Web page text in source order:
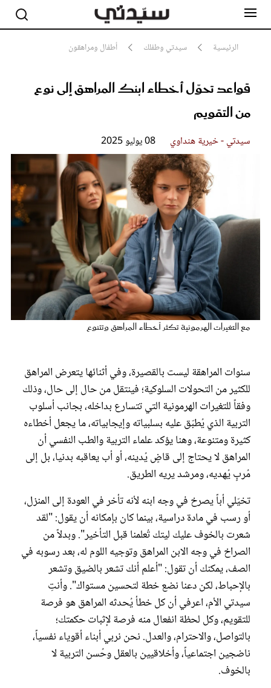
الرئيسية سيدتي وطفلك أطفال ومراهقون
قواعد تحوّل أخطاء ابنك المراهق إلى نوع
من التقويم
سيدتي - خيرية هنداوي 08 يوليو 2025
مع التغيرات الهرمونية تكثر أخطاء المراهق وتتنوع
سنوات المراهقة ليست بالقصيرة، وفي أثنائها يتعرض المراهق
للكثير من التحولات السلوكية؛ فينتقل من حال إلى حال، وذلك
وفقاً للتغيرات الهرمونية التي تتسارع بداخله، بجانب أسلوب
التربية الذي يُطبّق عليه بسلبياته وإيجابياته، ما يجعل أخطاءه
كثيرة ومتنوعة، وهنا يؤكد علماء التربية والطب النفسي أن
المراهق لا يحتاج إلى قاضٍ يُدينه، أو أب يعاقبه بدنيا، بل إلى
مُربٍ يُهديه، ومرشد يريه الطريق.
تخيّلي أباً يصرخ في وجه ابنه لأنه تأخر في العودة إلى المنزل،
أو رسب في مادة دراسية، بينما كان بإمكانه أن يقول: "لقد
شعرت بالخوف عليك ليتك تُعلمنا قبل التأخير". وبدلاً من
الصراخ في وجه الابن المراهق وتوجيه اللوم له، بعد رسوبه في
الصف، يمكنك أن تقول: "أعلم أنك تشعر بالضيق وتشعر
بالإحباط، لكن دعنا نضع خطة لتحسين مستواك". وأنتِ
سيدتي الأم، اعرفي أن كل خطأ يُحدثه المراهق هو فرصة
للتقويم، وكل لحظة انفعال منه فرصة لإثبات حكمتك؛
بالتواصل، والاحترام، والعدل. نحن نربي أبناء أقوياء نفسياً،
ناضجين اجتماعياً، وأخلاقيين بالعقل وحُسن التربية لا
بالخوف.
مشاهير
جمال
سيدتي وطفلك
مطبخ سيدتي
مقالات الرأي
عروس سيدتي
مجلة سيدتي